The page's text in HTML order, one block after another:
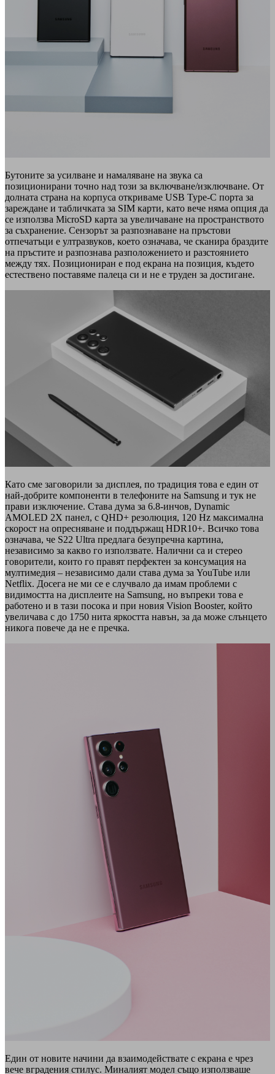
Бутоните за усилване и намаляване на звука са
позиционирани точно над този за включване/изключване. От
долната страна на корпуса откриваме USB Type-C порта за
зареждане и табличката за SIM карти, като вече няма опция да
се използва MicroSD карта за увеличаване на пространството
за съхранение. Сензорът за разпознаване на пръстови
отпечатъци е ултразвуков, което означава, че сканира браздите
на пръстите и разпознава разположението и разстоянието
между тях. Позициониран е под екрана на позиция, където
естествено поставяме палеца си и не е труден за достигане.
Като сме заговорили за дисплея, по традиция това е един от
най-добрите компоненти в телефоните на Samsung и тук не
прави изключение. Става дума за 6.8-инчов, Dynamic
AMOLED 2X панел, с QHD+ резолюция, 120 Hz максимална
скорост на опресняване и поддържащ HDR10+. Всичко това
означава, че S22 Ultra предлага безупречна картина,
независимо за какво го използвате. Налични са и стерео
говорители, които го правят перфектен за консумация на
мултимедия – независимо дали става дума за YouTube или
Netflix. Досега не ми се е случвало да имам проблеми с
видимостта на дисплеите на Samsung, но въпреки това е
работено и в тази посока и при новия Vision Booster, който
увеличава с до 1750 нита яркостта навън, за да може слънцето
никога повече да не е пречка.
Един от новите начини да взаимодействате с екрана е чрез
вече вградения стилус. Миналият модел също използваше